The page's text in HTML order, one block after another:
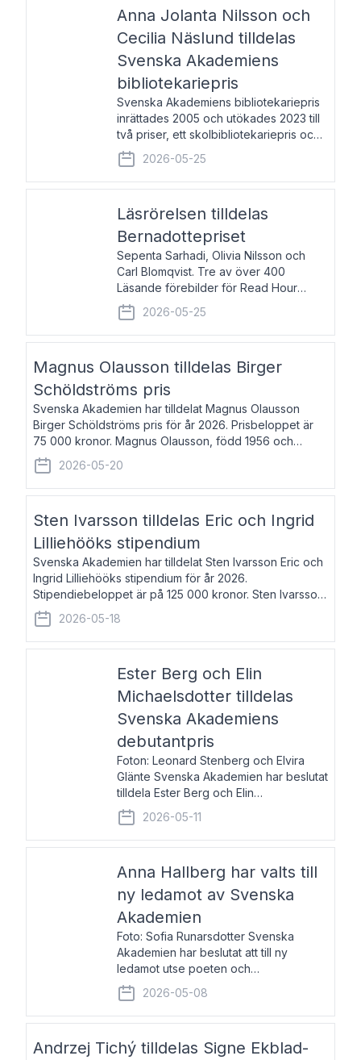
Anna Jolanta Nilsson och
Cecilia Näslund tilldelas
Svenska Akademiens
bibliotekariepris
Svenska Akademiens bibliotekariepris
inrättades 2005 och utökades 2023 till
två priser, ett skolbibliotekariepris och
ett folkbibliotekariepris. Priserna skall
tilldelas bibliotekarier vid svenska folk-
och skolbibliotek som gjort värdefull
2026-05-25
Läsrörelsen tilldelas
Bernadottepriset
Sepenta Sarhadi, Olivia Nilsson och
Carl Blomqvist. Tre av över 400
Läsande förebilder för Read Hour
Sverige. Foto: Michael Wall. Den ideella
föreningen Läsrörelsen tilldelas
Bernadottepriset 2026 för att den
2026-05-25
Magnus Olausson tilldelas Birger
Schöldströms pris
Svenska Akademien har tilldelat Magnus Olausson
Birger Schöldströms pris för år 2026. Prisbeloppet är
75 000 kronor. Magnus Olausson, född 1956 och
bosatt i Stockholm, är konstvetare, museiman och
hovman. Han disputerade 1993 vid Uppsala un
2026-05-20
Sten Ivarsson tilldelas Eric och Ingrid
Lilliehööks stipendium
Svenska Akademien har tilldelat Sten Ivarsson Eric och
Ingrid Lilliehööks stipendium för år 2026.
Stipendiebeloppet är på 125 000 kronor. Sten Ivarsson,
född 1979, är mediateksamordnare vid
Söderslättsgymnasiet i Trelleborg. Här har han på
2026-05-18
Ester Berg och Elin
Michaelsdotter tilldelas
Svenska Akademiens
debutantpris
Foton: Leonard Stenberg och Elvira
Glänte Svenska Akademien har beslutat
tilldela Ester Berg och Elin
Michaelsdotter Svenska Akademiens
debutantpris för år 2026. Priset är
nyinstiftat och syftar till att lyfta fram
2026-05-11
Anna Hallberg har valts till
ny ledamot av Svenska
Akademien
Foto: Sofia Runarsdotter Svenska
Akademien har beslutat att till ny
ledamot utse poeten och
litteraturkritikern Anna Hallberg. Hon
efterträder poeten Tua Forsström på
stol 18 och kommer att ta sitt inträde vid
2026-05-08
Andrzej Tichý tilldelas Signe Ekblad-